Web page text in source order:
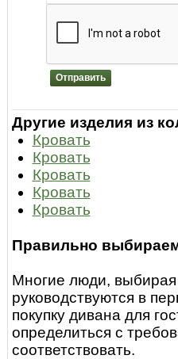
Отправить
Другие изделия из
Кровать
Кровать
Кровать
Кровать
Кровать
Правильно
Многие люди, выбирая
руководствуются в
покупку дивана для
определиться с
соответствовать.